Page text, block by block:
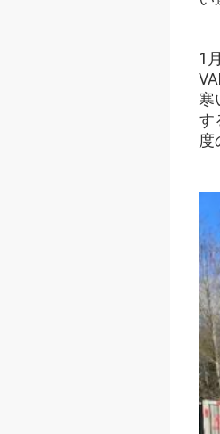
1
寒
す
度